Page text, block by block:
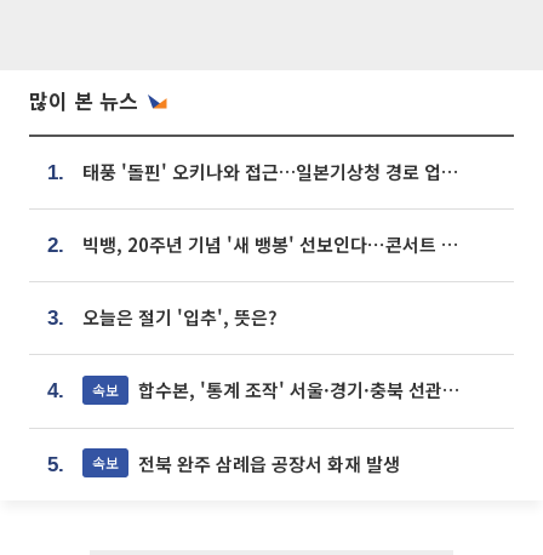
많이 본 뉴스
1. 태풍 '돌핀' 오키나와 접근…일본기상청 경로 업데이트
2. 빅뱅, 20주년 기념 '새 뱅봉' 선보인다⋯콘서트 앞두고 팝업 개최
3. 오늘은 절기 '입추', 뜻은?
4. 속보 합수본, '통계 조작' 서울·경기·충북 선관위 등 추가 압수수색
5. 속보 전북 완주 삼례읍 공장서 화재 발생